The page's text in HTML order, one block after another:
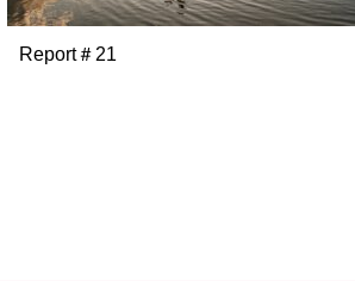
Report＃21